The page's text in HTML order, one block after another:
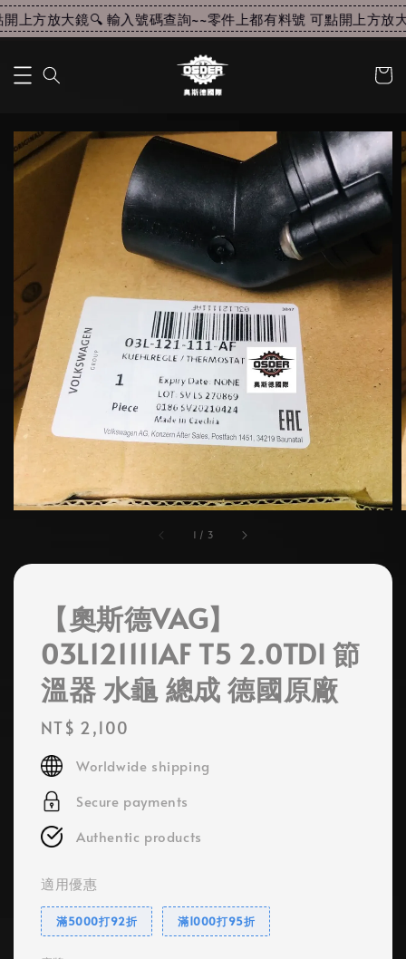
上方放大鏡🔍 輸入號碼查詢~~零件上都有料號 可點開上方放
1 / 3
【奧斯德VAG】
03L121111AF T5 2.0TDI 節
溫器 水龜 總成 德國原廠
Regular
price
NT$ 2,100
Worldwide shipping
Secure payments
Authentic products
適用優惠
滿5000打92折 滿1000打95折